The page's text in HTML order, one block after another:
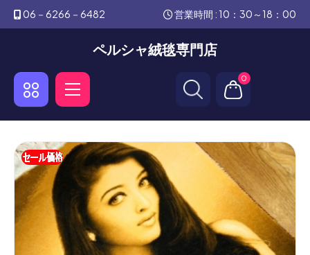
06－6266－6482 営業時間 : 10：30～18：00
ペルシャ絨毯専門店
0